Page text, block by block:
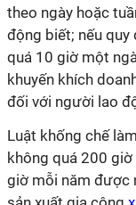
theo ngày hoặc
động biết; nếu quy
quá 10 giờ một
khuyến khích
đối với người lao
Luật khống chế
không quá 200
giờ mỗi năm được